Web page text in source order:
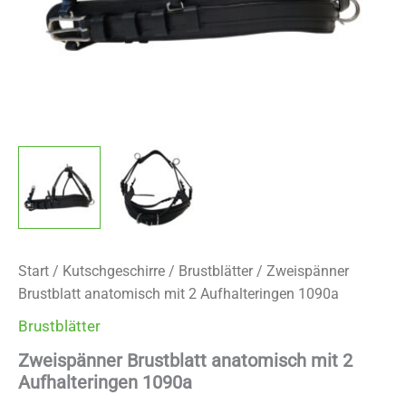
Start / Kutschgeschirre / Brustblätter / Zweispänner
Brustblatt anatomisch mit 2 Aufhalteringen 1090a
Brustblätter
Zweispänner Brustblatt anatomisch mit 2
Aufhalteringen 1090a